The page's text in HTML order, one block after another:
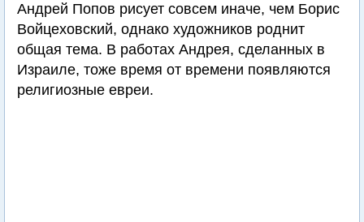
Андрей Попов рисует совсем иначе, чем Борис
Войцеховский, однако художников роднит
общая тема. В работах Андрея, сделанных в
Израиле, тоже время от времени появляются
религиозные евреи.